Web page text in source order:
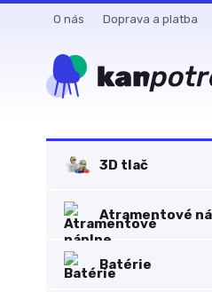
O nás Doprava a platba
3D tlač
Atramentové
Batérie